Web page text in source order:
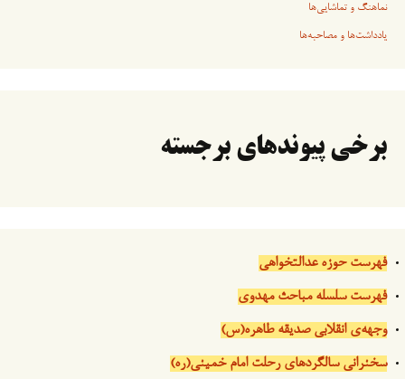
نماهنگ و تماشایی‌ها
یادداشت‌ها و مصاحبه‌ها
برخی پیوندهای برجسته
فهرست حوزه عدالتخواهی
فهرست سلسله مباحث مهدوی
وجهه‌ی انقلابی صدیقه طاهره(س)
سخنرانی سالگردهای رحلت امام خمینی(ره)